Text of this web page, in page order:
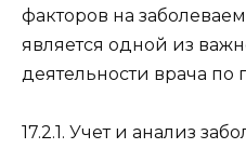
факторов на
является одной из
деятельности врача по
17.2.1. Учет и анализ